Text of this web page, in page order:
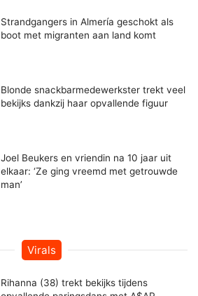
Strandgangers in Almería geschokt als
boot met migranten aan land komt
Blonde snackbarmedewerkster trekt veel
bekijks dankzij haar opvallende figuur
Joel Beukers en vriendin na 10 jaar uit
elkaar: ‘Ze ging vreemd met getrouwde
man’
Virals
Rihanna (38) trekt bekijks tijdens